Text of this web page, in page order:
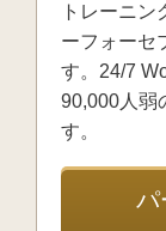
トレーニン
ーフォーセ
す。24/7
90,000人弱
す。
パ